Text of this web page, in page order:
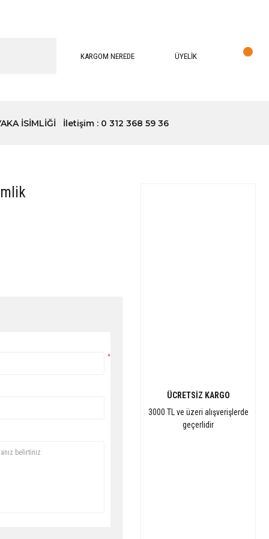
KARGOM NEREDE ÜYELİK
İSİMLİĞİ İletişim : 0 312 368 59 36
*
ÜCRETSİZ KARGO
3000 TL ve üzeri alışverişlerde
geçerlidir